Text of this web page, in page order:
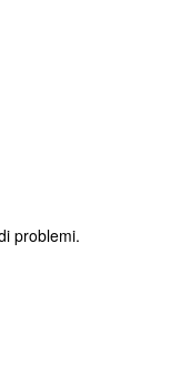
problemi.